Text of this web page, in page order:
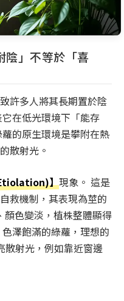
陰」不等於「喜
許多人將其長期置於陰
在低光環境下「能存
的原生環境是攀附在熱
散射光。
】現象。 這是
救機制，其表現為莖的
顏色變淡，植株整體顯得
澤飽滿的綠蘿，理想的
散射光，例如靠近窗邊